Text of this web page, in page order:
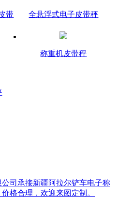
带
全悬浮式电子皮带秤
称重机皮带秤
司承接新疆阿拉尔铲车电子称
格合理，欢迎来图定制。